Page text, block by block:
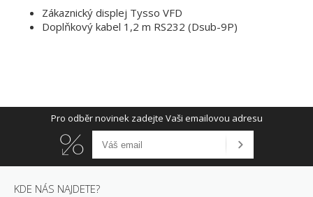
Zákaznický displej Tysso VFD
Doplňkový kabel 1,2 m RS232 (Dsub-9P)
Pro odběr novinek zadejte Vaši emailovou adresu
KDE NÁS NAJDETE?